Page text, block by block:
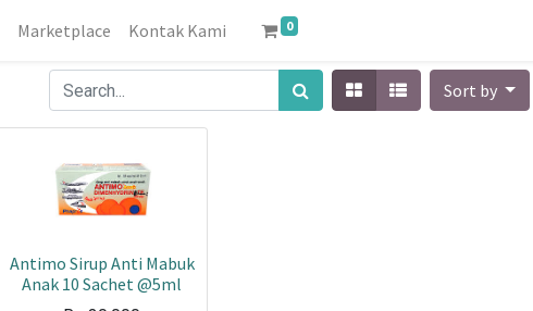
Marketplace Kontak Kami 0
Sort by
Antimo Sirup Anti Mabuk
Anak 10 Sachet @5ml